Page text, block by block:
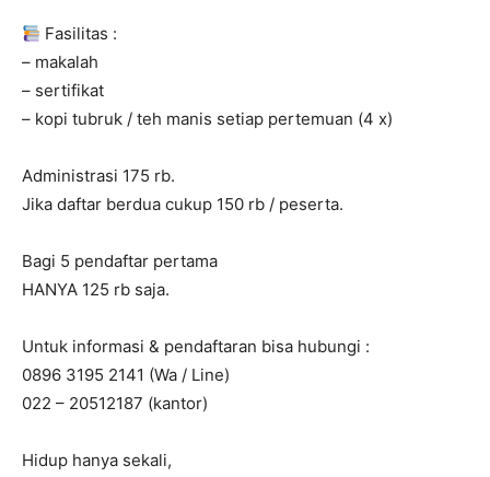
Fasilitas :
– makalah
– sertifikat
– kopi tubruk / teh manis setiap pertemuan (4 x)
Administrasi 175 rb.
Jika daftar berdua cukup 150 rb / peserta.
Bagi 5 pendaftar pertama
HANYA 125 rb saja.
Untuk informasi & pendaftaran bisa hubungi :
0896 3195 2141 (Wa / Line)
022 – 20512187 (kantor)
Hidup hanya sekali,